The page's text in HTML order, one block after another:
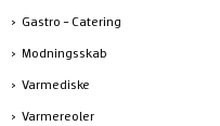
Gastro - Catering
Modningsskab
Varmediske
Varmereoler